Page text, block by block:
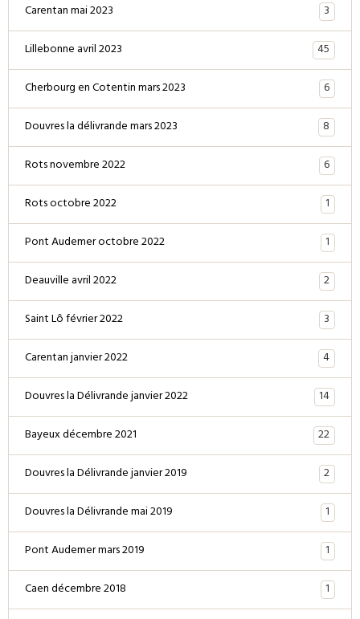
Carentan mai 2023
3
Lillebonne avril 2023
45
Cherbourg en Cotentin mars 2023
6
Douvres la délivrande mars 2023
8
Rots novembre 2022
6
Rots octobre 2022
1
Pont Audemer octobre 2022
1
Deauville avril 2022
2
Saint Lô février 2022
3
Carentan janvier 2022
4
Douvres la Délivrande janvier 2022
14
Bayeux décembre 2021
22
Douvres la Délivrande janvier 2019
2
Douvres la Délivrande mai 2019
1
Pont Audemer mars 2019
1
Caen décembre 2018
1